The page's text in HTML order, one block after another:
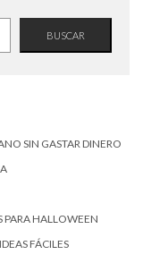
BUSCAR
SIN GASTAR DINERO
PARA HALLOWEEN
FÁCILES